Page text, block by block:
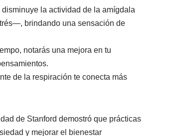
la actividad de la amígdala
brindando una sensación de
notarás una mejora en tu
de la respiración te conecta más
de Stanford demostró que prácticas
y mejorar el bienestar